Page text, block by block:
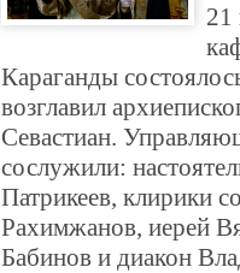
21
Караганды
возглавил
Севастиан.
сослужили:
Патрикеев, клирики
Рахимжанов, иерей
Бабинов и диакон